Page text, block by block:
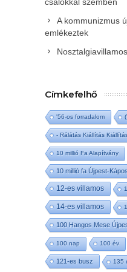
A kommunizmus
emlékeztek
Címkefelhő
'56-os forradalom
- Rálátás Kiállítás
10 millió Fa Alapítvány
10 millió fa Újpest-
12-es villamos
14-es villamos
100 Hangos Mese
100 nap 100 év
121-es busz 135